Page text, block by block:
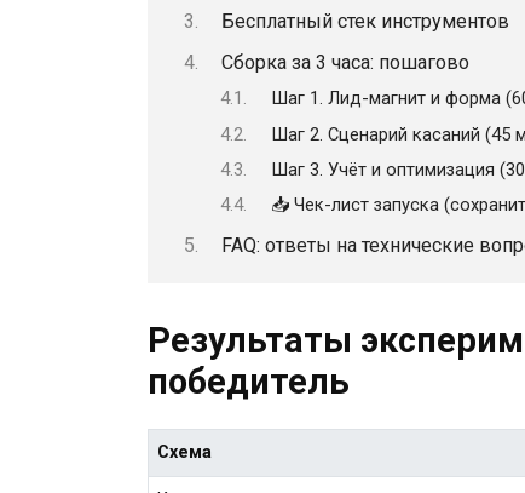
Бесплатный стек инструментов
Сборка за 3 часа: пошагово
Шаг 1. Лид-магнит и форма
Шаг 2. Сценарий касаний (45
Шаг 3. Учёт и оптимизация
📥 Чек-лист запуска
FAQ: ответы на технические
Результаты
победитель
Схема